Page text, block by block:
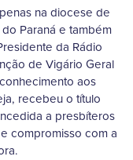
na diocese de
Paraná e também
da Rádio
de Vigário Geral
aos
recebeu o título
a presbíteros
compromisso com a